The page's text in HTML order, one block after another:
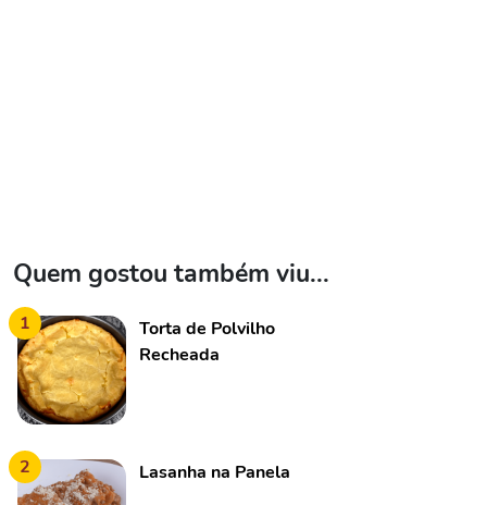
Quem gostou também viu...
1
Torta de Polvilho
Recheada
2 Lasanha na Panela